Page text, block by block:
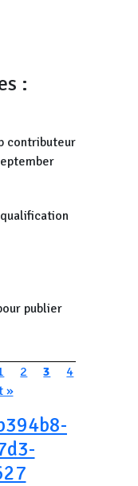
:
contributeur
publier
Page
2 Page courante
3 Page
4
page
»